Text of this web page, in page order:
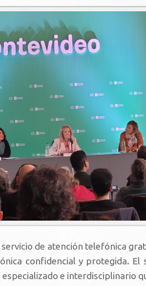
09-
servicio de atención telefónica
confidencial y protegida. El
e interdisciplinario